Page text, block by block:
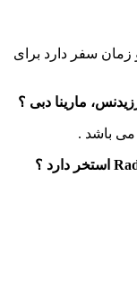
زمان سفر دارد برای
مارینا دبی ؟